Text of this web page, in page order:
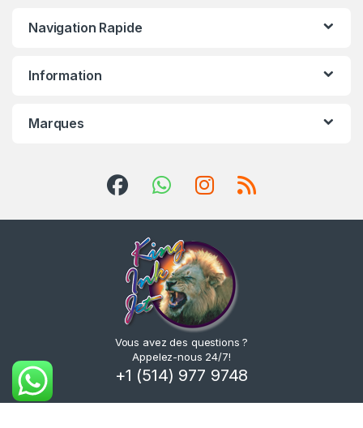
Navigation Rapide
Information
Marques
Vous avez des questions ?
Appelez-nous 24/7!
+1 (514) 977 9748